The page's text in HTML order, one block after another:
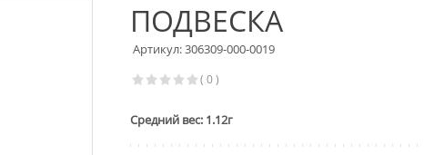
ПОДВЕСКА
Артикул: 306309-000-0019
( 0 )
Средний вес: 1.12г